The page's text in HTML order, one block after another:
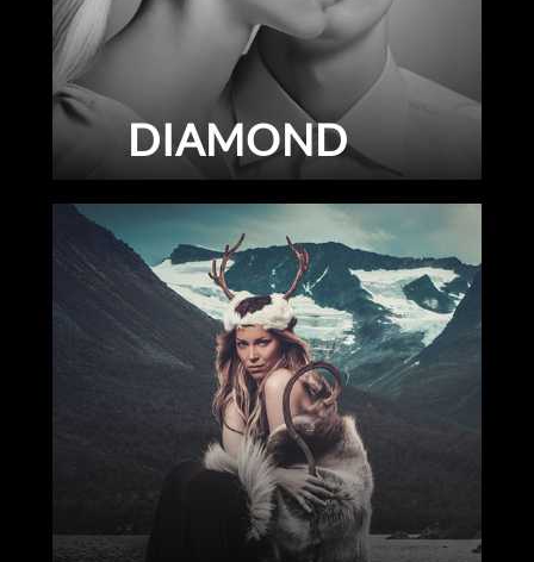
DIAMOND